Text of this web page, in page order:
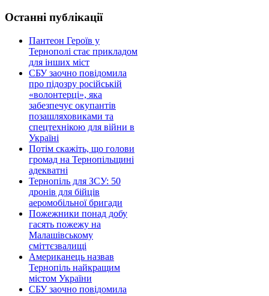
Останні публікації
Пантеон Героїв у
Тернополі стає прикладом
для інших міст
СБУ заочно повідомила
про підозру російській
«волонтерці», яка
забезпечує окупантів
позашляховиками та
спецтехнікою для війни в
Україні
Потім скажіть, що голови
громад на Тернопільщині
адекватні
Тернопіль для ЗСУ: 50
дронів для бійців
аеромобільної бригади
Пожежники понад добу
гасять пожежу на
Малашівському
сміттєзвалищі
Американець назвав
Тернопіль найкращим
містом України
СБУ заочно повідомила